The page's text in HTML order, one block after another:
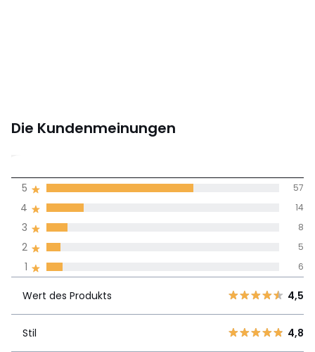
Die Kundenmeinungen
4,2
4
Wert des
4,8
1 6
2 5
3 8
4 14
5 57
Wert des Produkts 4,5
Stil 4,8